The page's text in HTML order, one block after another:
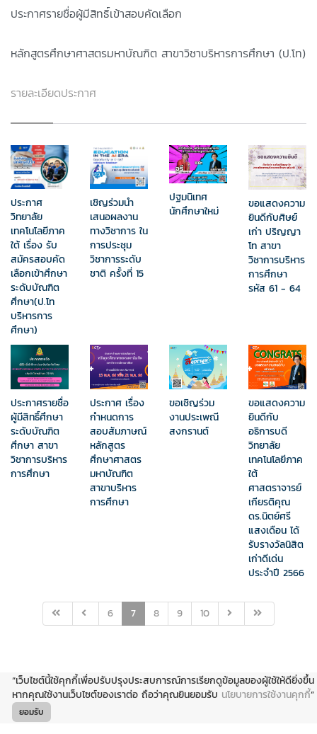
ประกาศรายชื่อผู้มีสิทธิ์เข้าสอบคัดเลือก
หลักสูตรศึกษาศาสตรมหาบัณฑิต สาขาวิชาบริหารการศึกษา (ป.โท)
รายละเอียดประกาศ
ประกาศ
วิทยาลัย
เทคโนโลยีภาค
ใต้ เรื่อง รับ
สมัครสอบคัด
เลือกเข้าศึกษา
ระดับบัณฑิต
ศึกษา(ป.โท
บริหารการ
ศึกษา)
เชิญร่วมนำ
เสนอผลงาน
ทางวิชาการ ใน
การประชุม
วิชาการระดับ
ชาติ ครั้งที่ 15
ปฐมนิเทศ
นักศึกษาใหม่
ขอแสดงความ
ยินดีกับศิษย์
เก่า ปริญญา
โท สาขา
วิชาการบริหาร
การศึกษา
รหัส 61 - 64
ประกาศรายชื่อ
ผู้มีสิทธิ์ศึกษา
ระดับบัณฑิต
ศึกษา สาขา
วิชาการบริหาร
การศึกษา
ประกาศ เรื่อง
กำหนดการ
สอบสัมภาษณ์
หลักสูตร
ศึกษาศาสตร
มหาบัณฑิต
สาขาบริหาร
การศึกษา
ขอเชิญร่วม
งานประเพณี
สงกรานต์
ขอแสดงความ
ยินดีกับ
อธิการบดี
วิทยาลัย
เทคโนโลยีภาค
ใต้
ศาสตราจารย์
เกียรติคุณ
ดร.นิตย์ศรี
แสงเดือน ได้
รับรางวัลนิสิต
เก่าดีเด่น
ประจำปี 2566
6 7 8 9 10
“เว็บไซต์นี้ใช้คุกกี้เพื่อปรับปรุงประสบการณ์การเรียกดูข้อมูลของผู้ใช้ให้ดียิ่งขึ้น
หากคุณใช้งานเว็บไซต์ของเราต่อ ถือว่าคุณยินยอมรับ นโยบายการใช้งานคุกกี้”
ยอมรับ